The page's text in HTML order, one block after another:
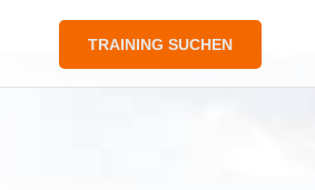
TRAINING SUCHEN